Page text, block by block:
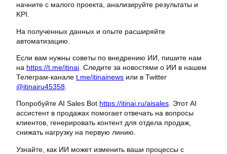
начните с малого проекта, анализируйте результаты и
KPI.
На полученных данных и опыте расширяйте
автоматизацию.
Если вам нужны советы по внедрению ИИ, пишите нам
на https://t.me/itinai . Следите за новостями о ИИ в нашем
Телеграм-канале t.me/itinainews или в Twitter
@itinairu45358
Попробуйте AI Sales Bot https://itinai.ru/aisales. Этот AI
ассистент в продажах помогает отвечать на вопросы
клиентов, генерировать контент для отдела продаж,
снижать нагрузку на первую линию.
Узнайте, как ИИ может изменить ваши процессы с